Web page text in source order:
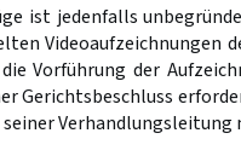
ist jedenfalls
Videoaufzeichnungen
Vorführung der
Gerichtsbeschluss
Verhandlungsleitung